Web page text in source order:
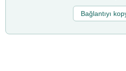
Bağlantıyı